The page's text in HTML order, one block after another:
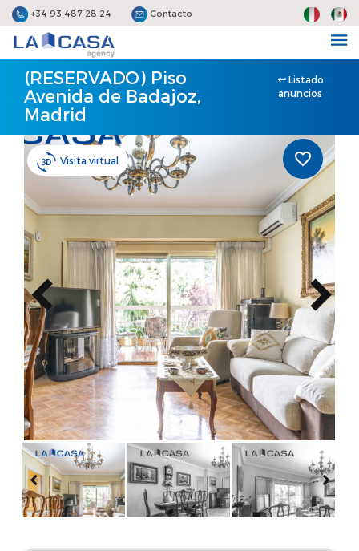
+34 93 487 28 24 Contacto
(RESERVADO) Piso
Avenida de Badajoz,
Madrid
Listado
anuncios
Visita virtual